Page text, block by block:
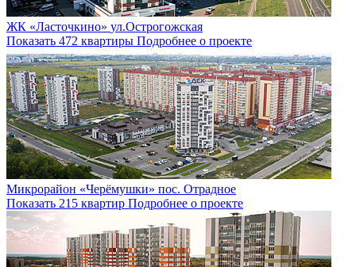
ЖК «Ласточкино» ул.Острогожская
Показать 472 квартиры Подробнее о проекте
Микрорайон «Черёмушки» пос. Отрадное
Показать 215 квартир Подробнее о проекте